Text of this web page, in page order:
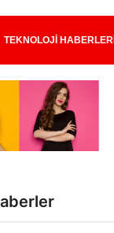
TEKNOLOJI HABERLERI